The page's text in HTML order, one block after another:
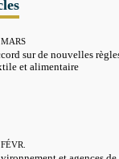
sur de nouvelles
et alimentaire
MARS
FÉVR.